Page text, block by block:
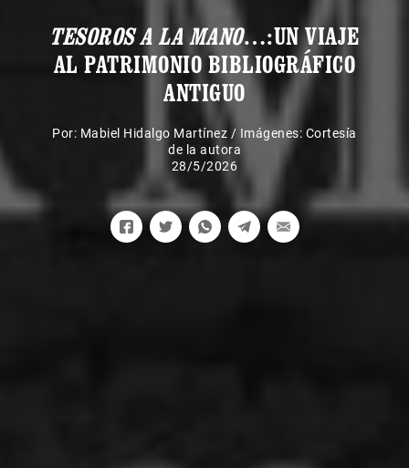
TESOROS A LA MANO…:UN VIAJE
AL PATRIMONIO BIBLIOGRÁFICO
ANTIGUO
Por: Mabiel Hidalgo Martínez / Imágenes: Cortesía
de la autora
28/5/2026